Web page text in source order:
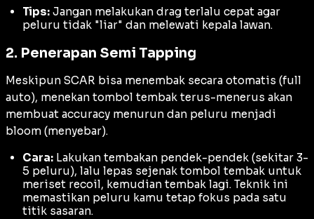
Tips: Jangan melakukan drag terlalu cepat agar
peluru tidak "liar" dan melewati kepala lawan.
2. Penerapan Semi Tapping
Meskipun SCAR bisa menembak secara otomatis (full
auto), menekan tombol tembak terus-menerus akan
membuat accuracy menurun dan peluru menjadi
bloom (menyebar).
Cara: Lakukan tembakan pendek-pendek (sekitar 3-
5 peluru), lalu lepas sejenak tombol tembak untuk
meriset recoil, kemudian tembak lagi. Teknik ini
memastikan peluru kamu tetap fokus pada satu
titik sasaran.